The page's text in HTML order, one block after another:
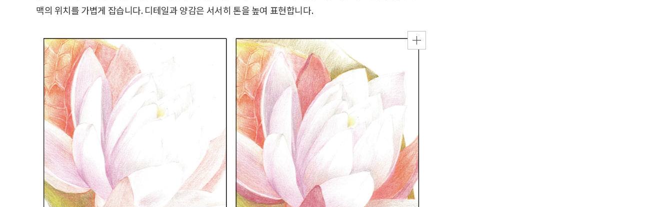
맥의 위치를 가볍게 잡습니다. 디테일과 양감은 서서히 톤을 높여 표현합니다.